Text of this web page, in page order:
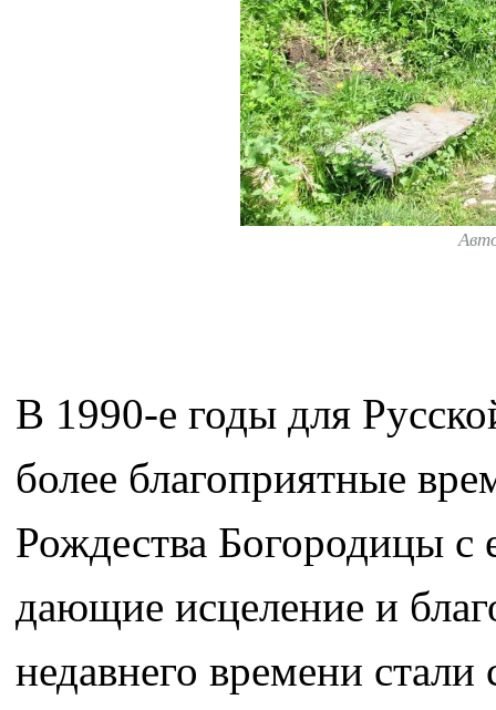
В 1990-е годы для
более благоприятные
Рождества Богородицы с
дающие исцеление и
недавнего времени